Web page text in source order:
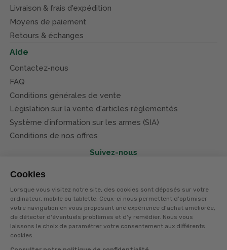
Cookies
Lorsque vous visitez notre site, des cookies sont déposés sur votre
ordinateur, mobile ou tablette. Ceux-ci nous permettent d'optimiser
votre navigation en vous proposant une expérience d'achat améliorée,
de détecter d'éventuels problèmes et d'y remédier. Nous vous
laissons le choix de paramétrer votre consentement aux différents
cookies.
Livraison & frais d'expédition
Moyens de paiement
Retours & échanges
Aide
Contactez-nous
FAQ
Conditions générales de vente
Législation sur la vente d'articles réglementés
Système d’information sur les armes (SIA)
Conditions de nos offres
Suivez-nous
© Terres et eaux 2026
Politique de confidentialité
Mentions légales
CGV